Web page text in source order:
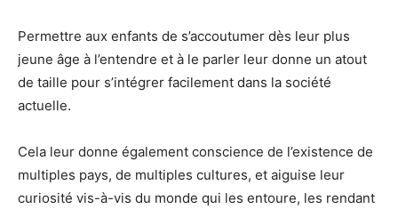
Permettre aux enfants de s’accoutumer dès leur plus
jeune âge à l’entendre et à le parler leur donne un atout
de taille pour s’intégrer facilement dans la société
actuelle.
Cela leur donne également conscience de l’existence de
multiples pays, de multiples cultures, et aiguise leur
curiosité vis-à-vis du monde qui les entoure, les rendant